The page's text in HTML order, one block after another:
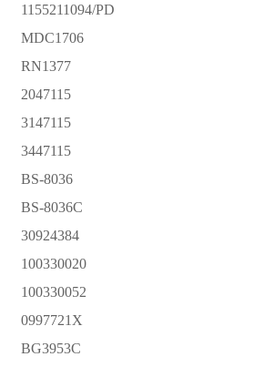
1155211094/PD
MDC1706
RN1377
2047115
3147115
3447115
BS-8036
BS-8036C
30924384
100330020
100330052
0997721X
BG3953C